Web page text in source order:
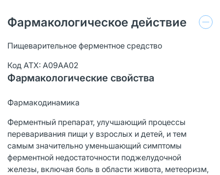
Фармакологическое действие
Пищеварительное ферментное средство
Код ATX: А09АА02
Фармакологические свойства
Фармакодинамика
Ферментный препарат, улучшающий процессы
переваривания пищи у взрослых и детей, и тем
самым значительно уменьшающий симптомы
ферментной недостаточности поджелудочной
железы, включая боль в области живота, метеоризм,